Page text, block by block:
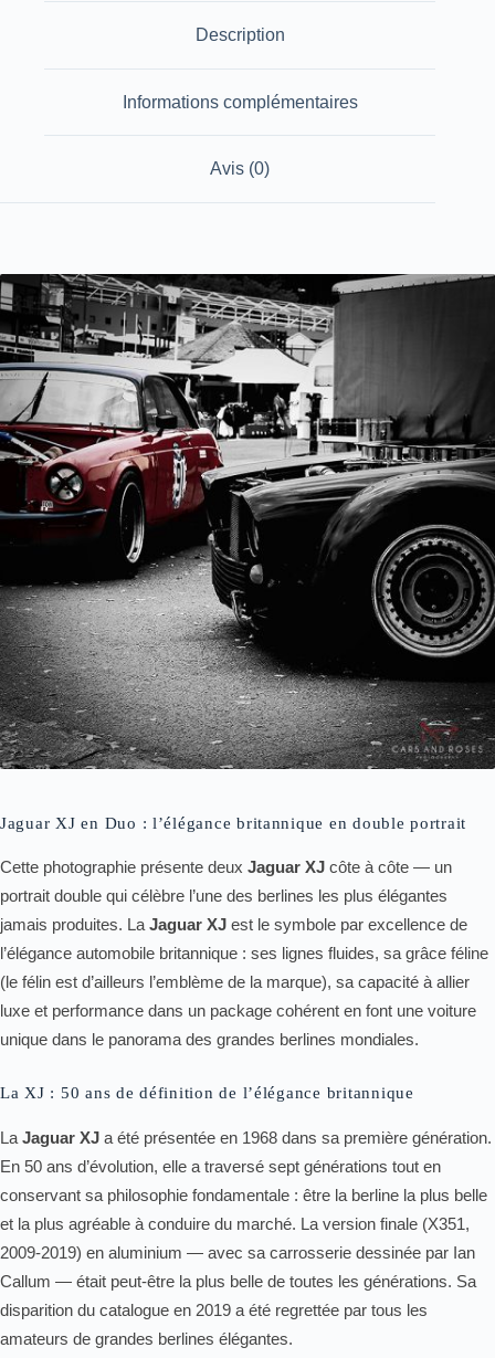
Description
Informations complémentaires
Avis (0)
Jaguar XJ en Duo : l’élégance britannique en double portrait
Cette photographie présente deux Jaguar XJ côte à côte — un
portrait double qui célèbre l’une des berlines les plus élégantes
jamais produites. LaJaguar XJ est le symbole par excellence de
l’élégance automobile britannique : ses lignes fluides, sa grâce féline
(le félin est d’ailleurs l’emblème de la marque), sa capacité à allier
luxe et performance dans un package cohérent en font une voiture
unique dans le panorama des grandes berlines mondiales.
La XJ : 50 ans de définition de l’élégance britannique
La Jaguar XJ a été présentée en 1968 dans sa première génération.
En 50 ans d’évolution, elle a traversé sept générations tout en
conservant sa philosophie fondamentale : être la berline la plus belle
et la plus agréable à conduire du marché. La version finale (X351,
2009-2019) en aluminium — avec sa carrosserie dessinée par Ian
Callum — était peut-être la plus belle de toutes les générations. Sa
disparition du catalogue en 2019 a été regrettée par tous les
amateurs de grandes berlines élégantes.